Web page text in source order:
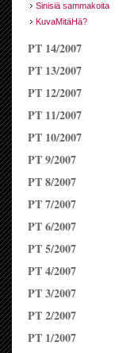
Sinisiä sammakoita
KuvaMitäHä?
PT 14/2007
PT 13/2007
PT 12/2007
PT 11/2007
PT 10/2007
PT 9/2007
PT 8/2007
PT 7/2007
PT 6/2007
PT 5/2007
PT 4/2007
PT 3/2007
PT 2/2007
PT 1/2007